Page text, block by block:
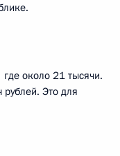
около 21 тысячи.
рублей. Это для